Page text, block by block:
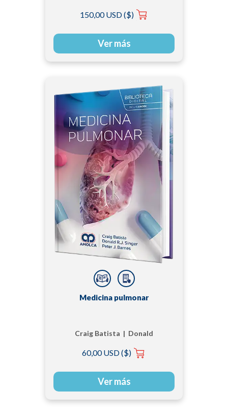
Gopalan
150,00 USD ($)
Ver más
Medicina pulmonar
Craig Batista | Donald
Barnes
60,00 USD ($)
Ver más